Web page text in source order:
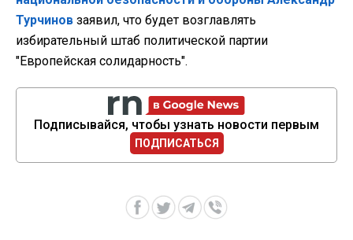
Турчинов заявил, что будет возглавлять
избирательный штаб политической партии
"Европейская солидарность".
Подписывайся, чтобы узнать новости первым
ПОДПИСАТЬСЯ